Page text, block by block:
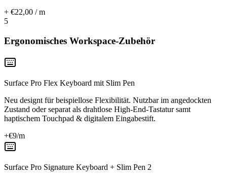
+ €22,00 / m
5
Ergonomisches Workspace-Zubehör
Surface Pro Flex Keyboard mit Slim Pen
Neu designt für beispiellose Flexibilität. Nutzbar im angedockten
Zustand oder separat als drahtlose High-End-Tastatur samt
haptischem Touchpad & digitalem Eingabestift.
+€9/m
Surface Pro Signature Keyboard + Slim Pen 2